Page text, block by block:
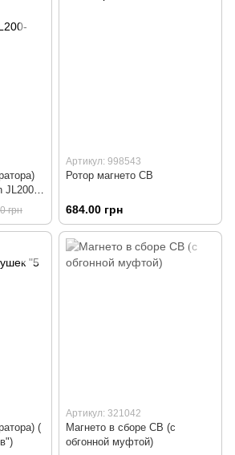
JL200-
грн
Артикул: 998543
Ротор магнето CB
684.00 грн
(
Артикул: 321042
Магнето в сборе СВ (с
обгонной муфтой)